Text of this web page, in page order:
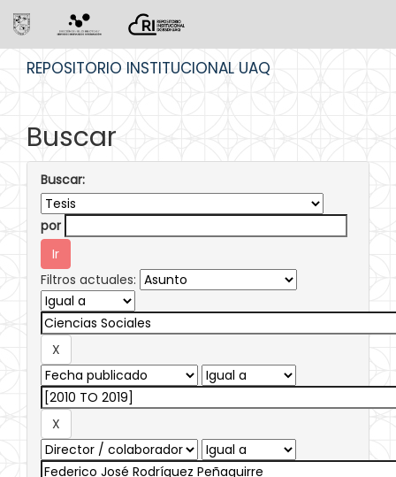
REPOSITORIO INSTITUCIONAL UAQ
Buscar
Buscar:
por
Filtros actuales: